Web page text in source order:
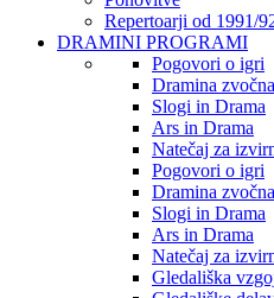
Repertoarji od 1991/
DRAMINI PROGRAMI
Pogovori o igri
Dramina
Slogi in Drama
Ars in Drama
Natečaj za
Pogovori o igri
Dramina
Slogi in Drama
Ars in Drama
Natečaj za
Gledališka